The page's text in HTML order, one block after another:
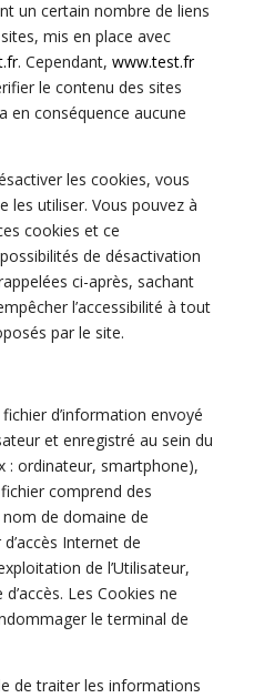
un certain nombre de liens
mis en place avec
. Cependant, www.test.fr
le contenu des sites
en conséquence aucune
les cookies, vous
les utiliser. Vous pouvez à
cookies et ce
de désactivation
ci-après, sachant
l’accessibilité à tout
par le site.
d’information envoyé
et enregistré au sein du
: ordinateur, smartphone),
comprend des
de domaine de
Internet de
de l’Utilisateur,
Les Cookies ne
le terminal de
de traiter les informations